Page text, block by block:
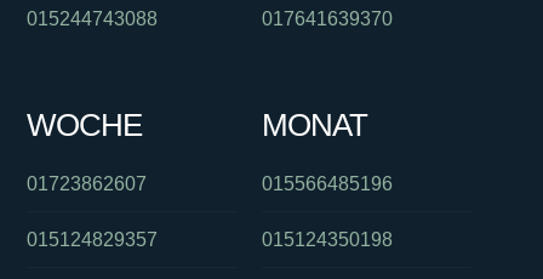
015244743088 017641639370
WOCHE
01723862607
015124829357
MONAT
015566485196
015124350198